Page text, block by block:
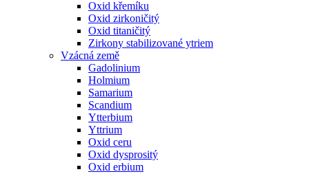
Oxid křemíku
Oxid zirkoničitý
Oxid titaničitý
Zirkony stabilizované ytriem
Vzácná země
Gadolinium
Holmium
Samarium
Scandium
Ytterbium
Yttrium
Oxid ceru
Oxid dysprositý
Oxid erbium